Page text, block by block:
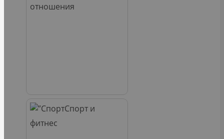
отношения
Спорт и
фитнес